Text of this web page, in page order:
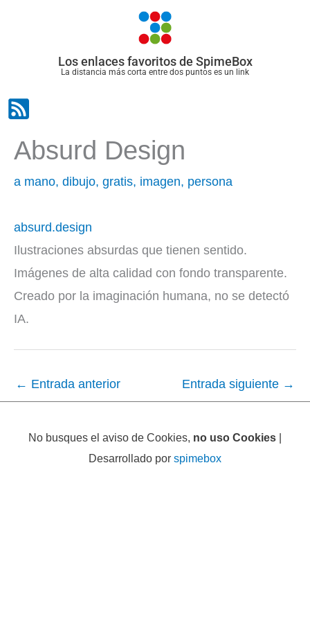
Los enlaces favoritos de SpimeBox
La distancia más corta entre dos puntos es un link
Absurd Design
a mano, dibujo, gratis, imagen, persona
absurd.design
Ilustraciones absurdas que tienen sentido.
Imágenes de alta calidad con fondo transparente.
Creado por la imaginación humana, no se detectó
IA.
← Entrada anterior Entrada siguiente →
No busques el aviso de Cookies, no uso Cookies |
Desarrollado por spimebox